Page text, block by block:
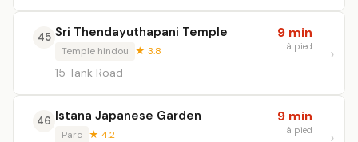
45 Sri Thendayuthapani Temple
Temple hindou ★ 3.8
15 Tank Road
9 min
à pied
46 Istana Japanese Garden
Parc ★ 4.2
9 min
à pied